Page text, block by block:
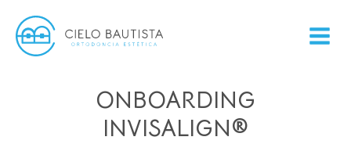
ONBOARDING
INVISALIGN®